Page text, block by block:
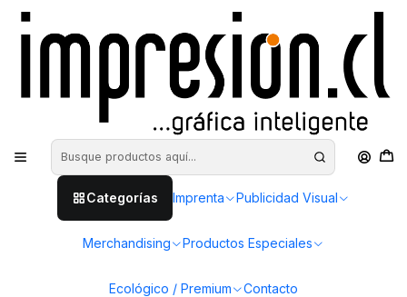
Categorías Imprenta Publicidad Visual
Merchandising Productos Especiales
Ecológico / Premium Contacto